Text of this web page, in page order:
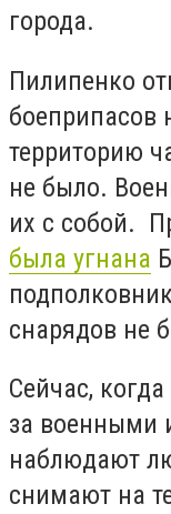
города.
Пилипенко
боеприпасов
территорию
не было.
их с собой.
была угнана
снарядов не
Сейчас,
за военными
наблюдают
снимают на